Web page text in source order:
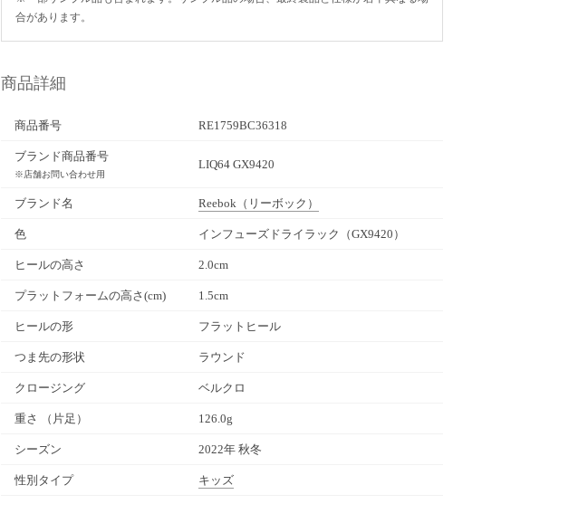
合があります。
商品詳細
商品番号 RE1759BC36318
ブランド商品番号
※店舗お問い合わせ用
LIQ64 GX9420
ブランド名 Reebok （リーボック）
色 インフューズドライラック（GX9420）
ヒールの高さ 2.0cm
プラットフォームの高さ(cm) 1.5cm
ヒールの形 フラットヒール
つま先の形状 ラウンド
クロージング ベルクロ
重さ （片足） 126.0g
シーズン 2022年 秋冬
性別タイプ キッズ